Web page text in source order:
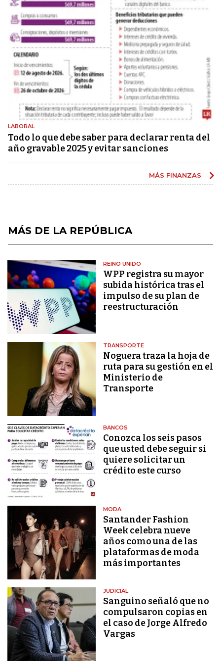
LABORAL
Todo lo que debe saber para declarar renta del
año gravable 2025 y evitar sanciones
MÁS FINANZAS
MÁS DE LA REPÚBLICA
REINO UNIDO
WPP registra su mayor
subida histórica tras el
impulso de su plan de
reestructuración
TRANSPORTE
Noguera traza la hoja de
ruta para su gestión en el
Ministerio de
Transporte
BANCOS
Conozca los seis pasos
que usted debe seguir si
quiere solicitar un
crédito este curso
MODA
Santander Fashion
Week celebra nueve
años como una de las
plataformas de moda
más importantes
JUDICIAL
Sanguino señaló que no
compulsaron copias en
el caso de Jorge Alfredo
Vargas